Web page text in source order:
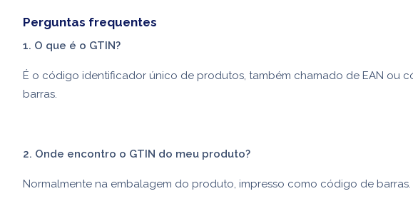
Perguntas frequentes
1. O que é o GTIN?
É o código identificador único de produtos, também chamado de EAN ou
barras.
2. Onde encontro o GTIN do meu produto?
Normalmente na embalagem do produto, impresso como código de barras.